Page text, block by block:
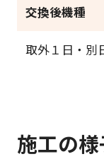
交換後機種
取外１日・別
施工の